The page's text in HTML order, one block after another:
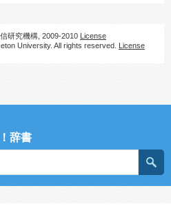
研究機構, 2009-2010 License
University. All rights reserved. License
辞書